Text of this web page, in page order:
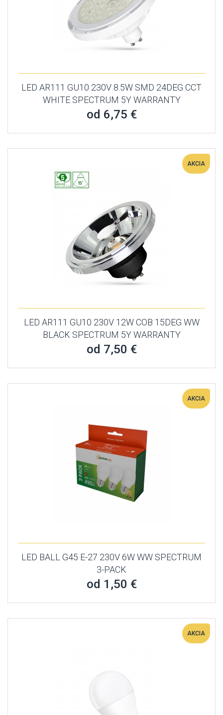
LED AR111 GU10 230V 8.5W SMD 24DEG CCT
WHITE SPECTRUM 5Y WARRANTY
od 6,75 €
AKCIA
LED AR111 GU10 230V 12W COB 15DEG WW
BLACK SPECTRUM 5Y WARRANTY
od 7,50 €
AKCIA
LED BALL G45 E-27 230V 6W WW SPECTRUM
3-PACK
od 1,50 €
AKCIA